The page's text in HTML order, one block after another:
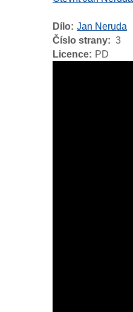
Dílo Jan Neruda
Číslo strany
3
Licence
PD